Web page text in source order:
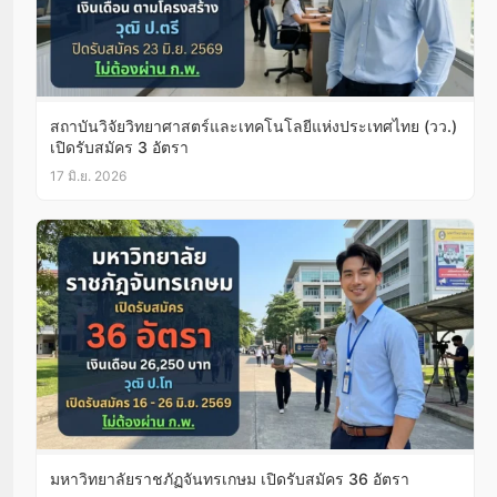
สถาบันวิจัยวิทยาศาสตร์และเทคโนโลยีแห่งประเทศไทย (วว.)
เปิดรับสมัคร 3 อัตรา
17 มิ.ย. 2026
มหาวิทยาลัยราชภัฏจันทรเกษม เปิดรับสมัคร 36 อัตรา